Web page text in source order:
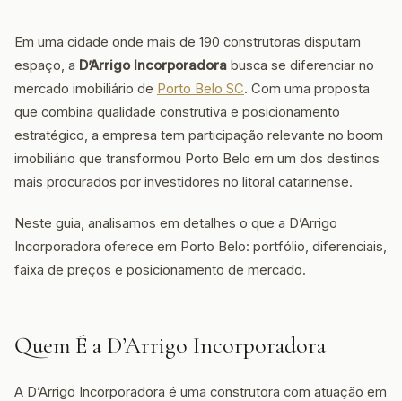
Em uma cidade onde mais de 190 construtoras disputam
espaço, a D’Arrigo Incorporadora busca se diferenciar no
mercado imobiliário de Porto Belo SC. Com uma proposta
que combina qualidade construtiva e posicionamento
estratégico, a empresa tem participação relevante no boom
imobiliário que transformou Porto Belo em um dos destinos
mais procurados por investidores no litoral catarinense.
Neste guia, analisamos em detalhes o que a D’Arrigo
Incorporadora oferece em Porto Belo: portfólio, diferenciais,
faixa de preços e posicionamento de mercado.
Quem É a D’Arrigo Incorporadora
A D’Arrigo Incorporadora é uma construtora com atuação em